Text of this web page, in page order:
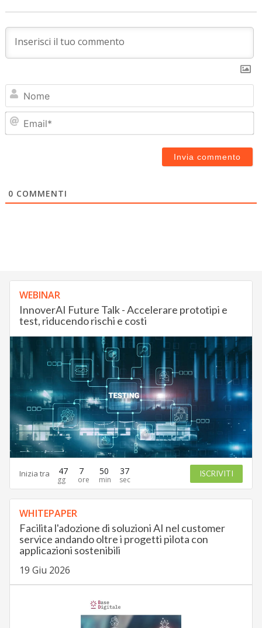
0 COMMENTI
WEBINAR
InnoverAI Future Talk - Accelerare prototipi e
test, riducendo rischi e costi
Inizia tra 47 7 50 37 ISCRIVITI
WHITEPAPER
Facilita l'adozione di soluzioni AI nel customer
service andando oltre i progetti pilota con
applicazioni sostenibili
19 Giu 2026